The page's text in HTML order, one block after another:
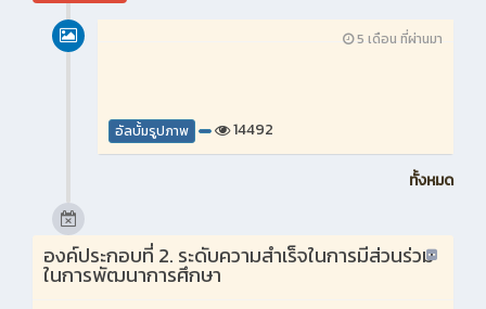
5 เดือน ที่ผ่านมา
อัลบั้มรูปภาพ 14492
ทั้งหมด
องค์ประกอบที่ 2. ระดับความสำเร็จในการมีส่วนร่วม
ในการพัฒนาการศึกษา